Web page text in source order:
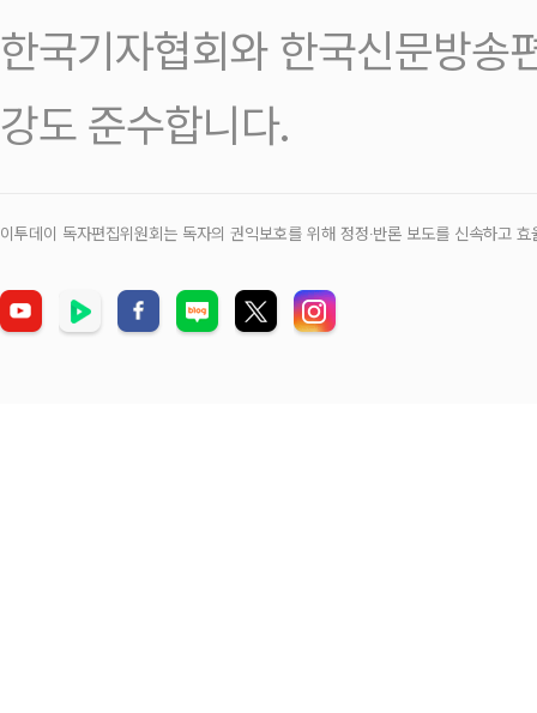
한국기자협회와 한국신문방송
강도 준수합니다.
이투데이 독자편집위원회는 독자의 권익보호를 위해 정정‧반론 보도를 신속하고